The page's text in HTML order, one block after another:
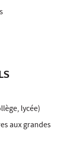
lycée)
aux grandes